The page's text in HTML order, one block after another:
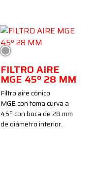
Plata
FILTRO AIRE
MGE 45º 28 MM
Filtro aire cónico
MGE con toma curva a
45º con boca de 28 mm
de diámetro interior.